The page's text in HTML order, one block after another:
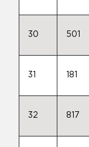
30 501
31 181
32 817